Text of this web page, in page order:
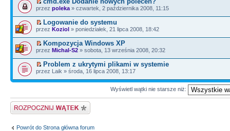
przez poleka » czwartek, 2 października 2008, 11:15
Logowanie do systemu
przez Koziol » poniedziałek, 21 lipca 2008, 18:42
Kompozycja Windows XP
przez Michal-S2 » sobota, 13 września 2008, 20:32
Problem z ukrytymi plikami w systemie
przez Laik » środa, 16 lipca 2008, 13:17
Wyświetl wątki nie starsze niż:
Napisz wątek
Powrót do Strona główna forum